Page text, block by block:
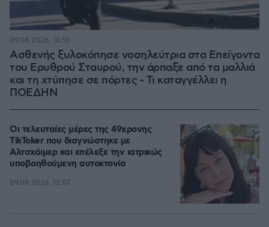
Ασθενής ξυλοκόπησε νοσηλεύτρια στα Επείγοντα
του Ερυθρού Σταυρού, την άρπαξε από τα μαλλιά
και τη χτύπησε σε πόρτες - Τι καταγγέλλει η
ΠΟΕΔΗΝ
09.08.2026, 10:51
Οι τελευταίες μέρες της 49χρονης
TikToker που διαγνώστηκε με
Αλτσχάιμερ και επέλεξε την ιατρικώς
υποβοηθούμενη αυτοκτονία
09.08.2026, 12:07